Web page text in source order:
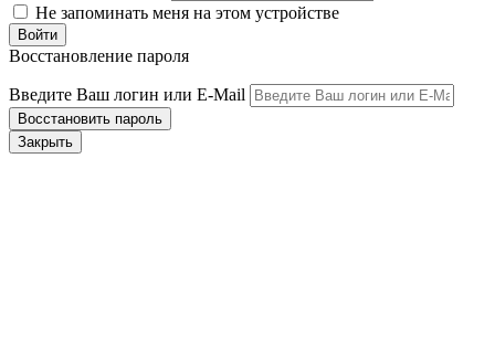
Не запоминать меня на этом устройстве
Восстановление пароля
Введите Ваш логин или E-Mail
Закрыть